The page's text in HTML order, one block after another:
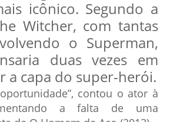
icônico. Segundo a
Witcher, com tantas
o Superman,
duas vezes em
a capa do super-herói.
contou o ator à
a falta de uma